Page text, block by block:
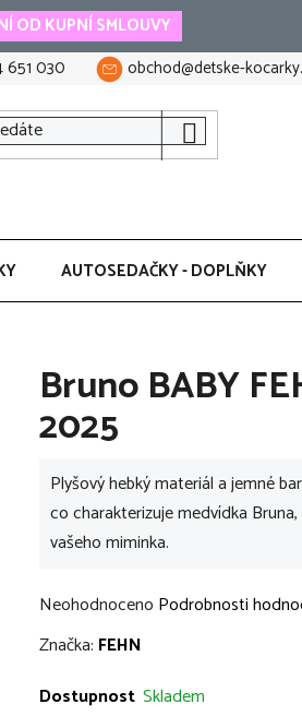
OD KUPNÍ SMLOUVY
651 030 obchod@detske-
AUTOSEDAČKY - DOPLŇKY
Bruno BABY
2025
Plyšový hebký materiál a jemné
co charakterizuje medvídka
vašeho miminka.
Průměrné
hodnocení
je
Neohodnoceno Podrobnosti
Značka: FEHN
Dostupnost Skladem